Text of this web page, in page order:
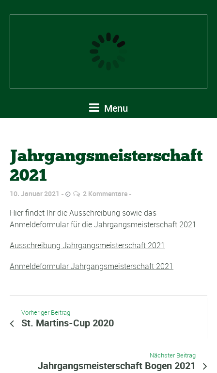
Menu
Jahrgangsmeisterschaft
2021
10. Januar 2021 2 Kommentare
Hier findet Ihr die Ausschreibung sowie das
Anmeldeformular für die Jahrgangsmeisterschaft 2021
Ausschreibung Jahrgangsmeisterschaft 2021
Anmeldeformular Jahrgangsmeisterschaft 2021
Vorheriger Beitrag
St. Martins-Cup 2020
Nächster Beitrag
Jahrgangsmeisterschaft Bogen 2021